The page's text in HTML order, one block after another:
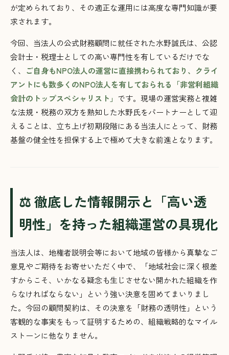
が定められており、その適正な運用には高度な専門知識が要
求されます。
今回、当法人の公式財務顧問に就任された水野誠氏は、公認
会計士・税理士としての高い専門性を有しているだけでな
く、 ご自身もNPO法人の運営に直接携わられており、クライ
アントにも数多くのNPO法人を有しておられる「非営利組織
会計のトップスペシャリスト」 です。現場の運営実務と複雑
な法規・税務の双方を熟知した水野氏をパートナーとして迎
えることは、立ち上げ初期段階にある当法人にとって、財務
基盤の健全性を担保する上で極めて大きな前進となります。
⚖️ 徹底した情報開示と「高い透
明性」を持った組織運営の具現化
当法人は、地権者説明会等において地域の皆様から真摯なご
意見やご期待をお寄せいただく中で、「地域社会に深く根差
すからこそ、いかなる疑念も生じさせない開かれた組織を作
らなければならない」という強い決意を固めてまいりまし
た。今回の顧問契約は、その決意を「財務の透明性」という
客観的な事実をもって証明するための、組織戦略的なマイル
ストーンに他なりません。